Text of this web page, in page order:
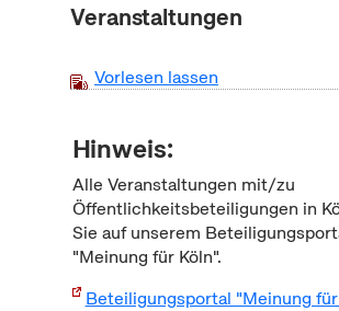
Veranstaltungen
Vorlesen lassen
Hinweis:
Alle Veranstaltungen mit/zu
Öffentlichkeitsbeteiligungen in
Sie auf unserem
"Meinung für Köln".
Beteiligungsportal "Meinung